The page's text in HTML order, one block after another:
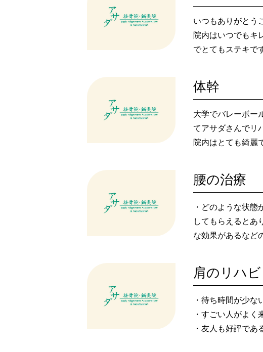
いつもありがとう
院内はいつでもキ
でとてもステキで
体幹
大学でバレーボー
てアサダさんでリ
院内はとても綺麗
個人的にもバレー
大会前には部員全
アでお揃いで着て
ごく気に入ってい
腰の治療
・どのような状
してもらえるとあ
な効果があるなど
肩のリハ
・待ち時間が少な
・すごい人がよく
・友人も好評であ